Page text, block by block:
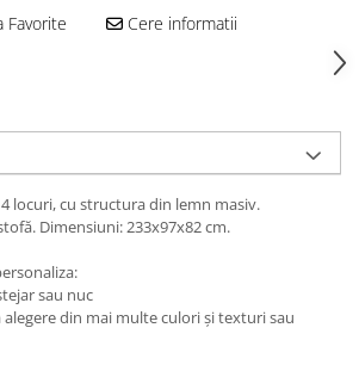
Favorite Cere informatii
locuri, cu structura din lemn masiv.
Dimensiuni: 233x97x82 cm.
sau nuc
din mai multe culori și texturi sau